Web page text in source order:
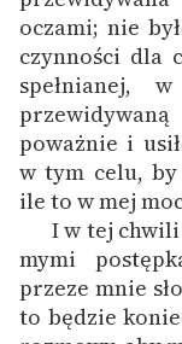
oczami; nie
czynności dla
poważnie i
w tym celu,
ile to w mej
I w tej
mymi
przeze mnie
to będzie